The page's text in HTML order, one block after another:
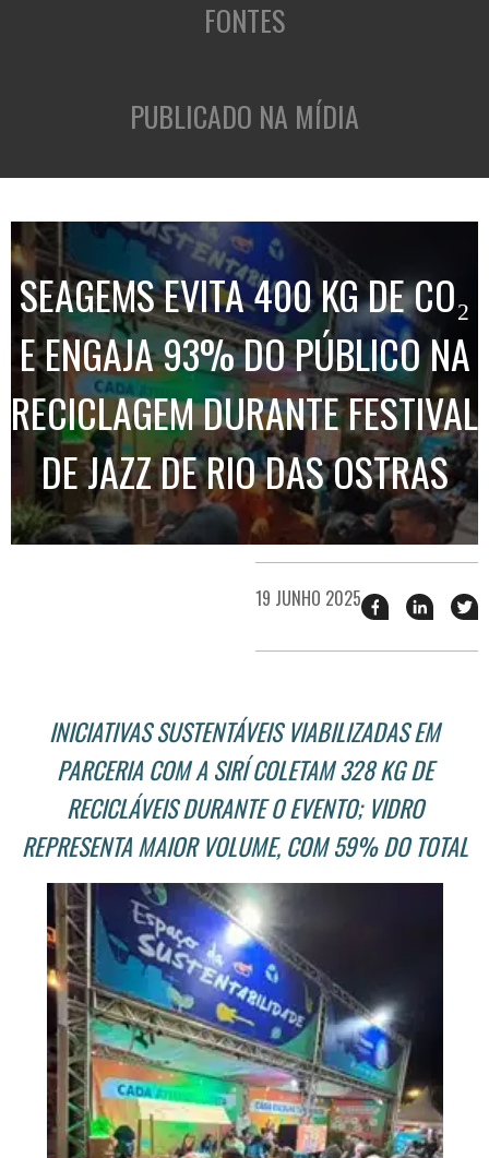
FONTES
PUBLICADO NA MÍDIA
SEAGEMS EVITA 400 KG DE CO₂
E ENGAJA 93% DO PÚBLICO NA
RECICLAGEM DURANTE FESTIVAL
DE JAZZ DE RIO DAS OSTRAS
19 JUNHO 2025 Compartilhar
esse
no
esse
no
INICIATIVAS SUSTENTÁVEIS VIABILIZADAS EM
PARCERIA COM A SIRÍ COLETAM 328 KG DE
RECICLÁVEIS DURANTE O EVENTO; VIDRO
REPRESENTA MAIOR VOLUME, COM 59% DO TOTAL